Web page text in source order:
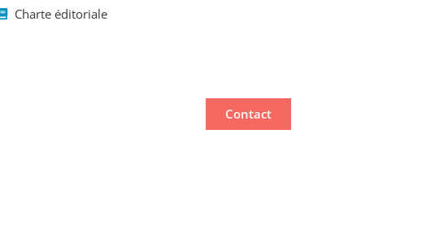
Charte éditoriale
Contact